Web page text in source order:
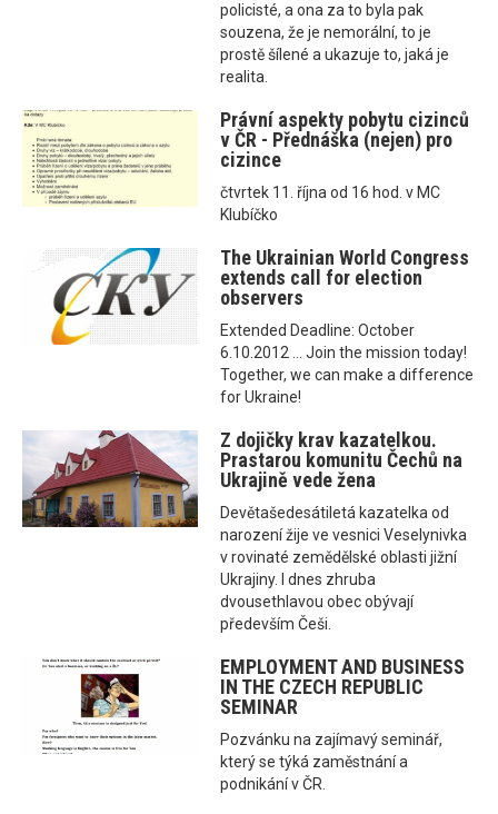
policisté, a ona za to byla pak
souzena, že je nemorální, to je
prostě šílené a ukazuje to, jaká je
realita.
Právní aspekty pobytu cizinců
v ČR - Přednáška (nejen) pro
cizince
čtvrtek 11. října od 16 hod. v MC
Klubíčko
The Ukrainian World Congress
extends call for election
observers
Extended Deadline: October
6.10.2012 ... Join the mission today!
Together, we can make a difference
for Ukraine!
Z dojičky krav kazatelkou.
Prastarou komunitu Čechů na
Ukrajině vede žena
Devětašedesátiletá kazatelka od
narození žije ve vesnici Veselynivka
v rovinaté zemědělské oblasti jižní
Ukrajiny. I dnes zhruba
dvousethlavou obec obývají
především Češi.
EMPLOYMENT AND BUSINESS
IN THE CZECH REPUBLIC
SEMINAR
Pozvánku na zajímavý seminář,
který se týká zaměstnání a
podnikání v ČR.